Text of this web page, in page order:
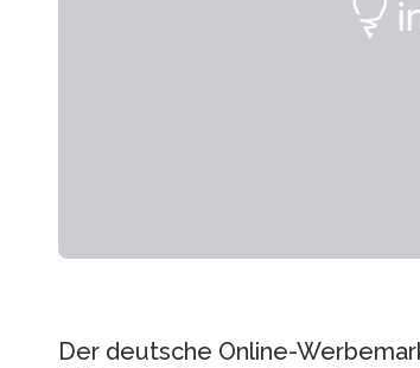
Der deutsche Online-